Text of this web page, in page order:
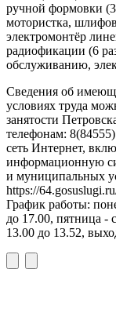
ручной формовки
мотористка,
электромонтёр
радиофикации (6
обслуживанию,
Сведения об
условиях труда
занятости
телефонам:
сеть Интернет,
информационную
и муниципальных
https://
График работы:
до 17.00, пятница -
13.00 до 13.52,